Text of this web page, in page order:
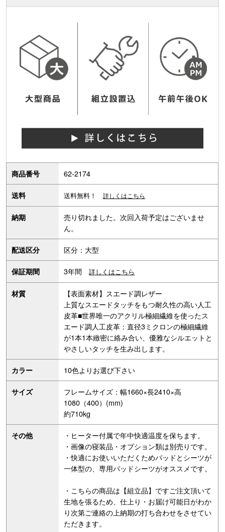
商品番号 62-2174
送料 送料無料！ 詳しくはこちら
納期
売り切れました。次回入荷予定はございませ
ん。
配送区分 区分：大型
保証期間 3年間詳しくはこちら
材質
【表面素材】スエード調レザー
上質なスエードタッチをもつ耐久性の高い人工
皮革■世界唯一のアクリル極細繊維を使ったス
エード調人工皮革：直径3ミクロンの極細繊維
が1本1本緻密に絡み合い、優雅なシルエットと
やさしいタッチを生み出します。
カラー 10色よりお選び下さい
サイズ
フレームサイズ：幅1660×長2410×高
1080（400）(mm)
約710kg
その他
・ヒーター付属で年中快適温度を保ちます。
・画像の寝装品・オプション類は別売りです。
・快適にお使いいただくためパッドとシーツが
一体型の、専用パッドシーツがオススメです。
・こちらの商品は【組立品】ですご注文頂いて
生地を張るため、仕上り・お届け可能日がわか
り次第ご連絡の上納期の打ち合わせをさせてい
ただきます。